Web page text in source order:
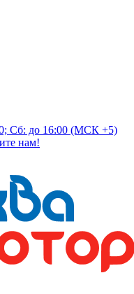
Сб: до 16:00 (МСК +5)
нам!